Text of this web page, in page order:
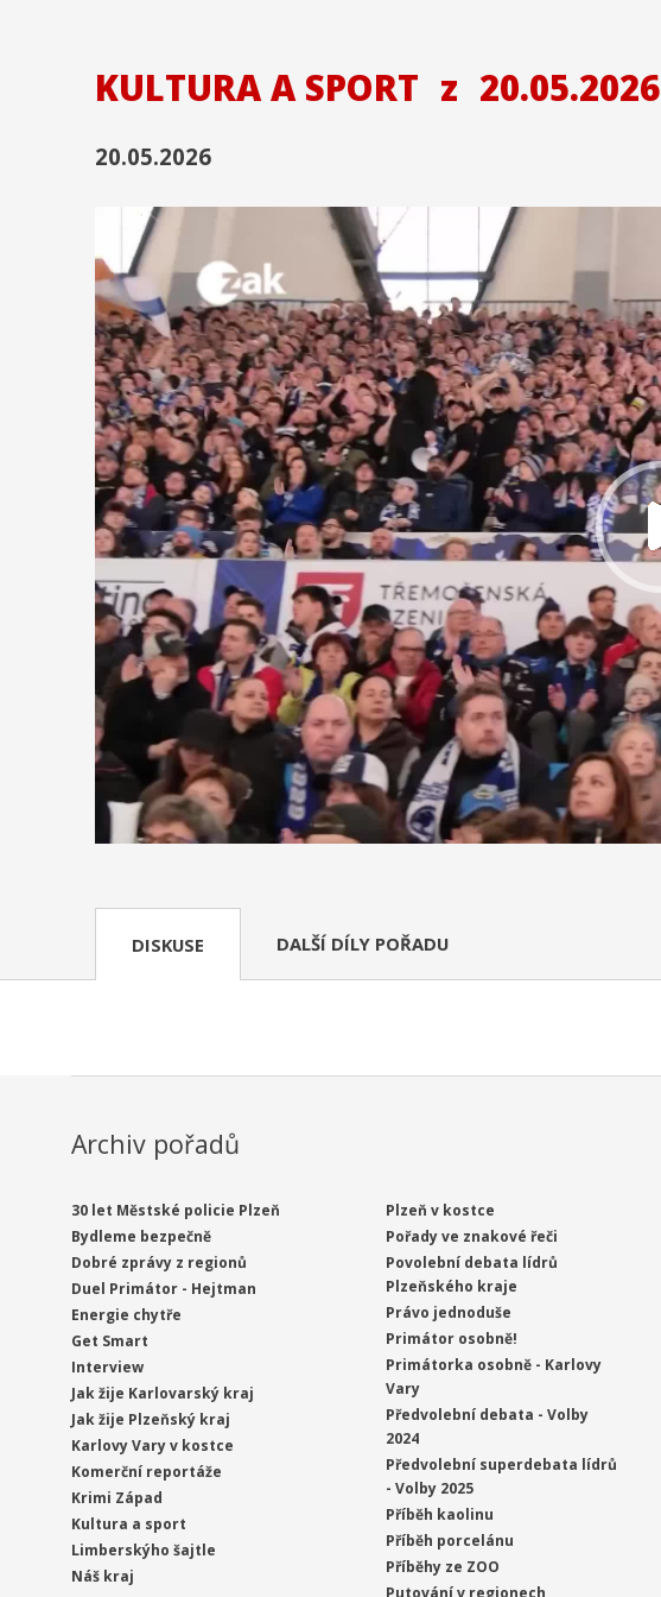
KULTURA A SPORT z 20.05.2026
20.05.2026
DISKUSE DALŠÍ DÍLY POŘADU
Archiv pořadů
30 let Městské policie Plzeň
Bydleme bezpečně
Dobré zprávy z regionů
Duel Primátor - Hejtman
Energie chytře
Get Smart
Interview
Jak žije Karlovarský kraj
Jak žije Plzeňský kraj
Karlovy Vary v kostce
Komerční reportáže
Krimi Západ
Kultura a sport
Limberskýho šajtle
Náš kraj
Plzeň v kostce
Pořady ve znakové řeči
Povolební debata lídrů
Plzeňského kraje
Právo jednoduše
Primátor osobně!
Primátorka osobně - Karlovy
Vary
Předvolební debata - Volby
2024
Předvolební superdebata lídrů
- Volby 2025
Příběh kaolinu
Příběh porcelánu
Příběhy ze ZOO